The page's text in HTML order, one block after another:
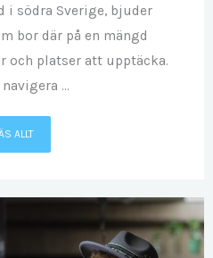
i södra Sverige, bjuder
bor där på en mängd
och platser att upptäcka.
...
ALLT